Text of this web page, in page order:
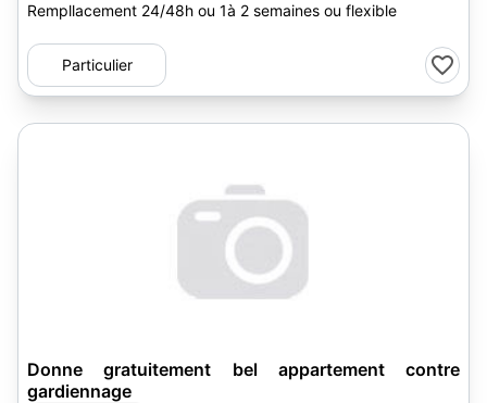
Rempllacement 24/48h ou 1à 2 semaines ou flexible
Particulier
Donne gratuitement bel appartement contre
gardiennage